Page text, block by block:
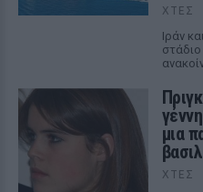
ΧΤΕΣ
Ιράν
μια
ΧΤΕΣ